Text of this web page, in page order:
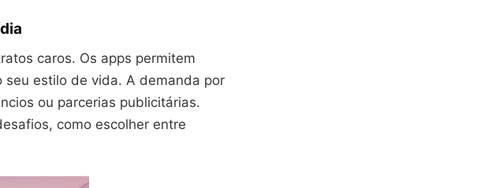
caros. Os apps permitem
estilo de vida. A demanda por
ou parcerias publicitárias.
como escolher entre